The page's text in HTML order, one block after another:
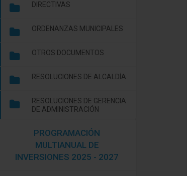
VASO DE LECHE
DIRECTIVAS
ORDENANZAS MUNICIPALES
OTROS DOCUMENTOS
RESOLUCIONES DE ALCALDÍA
RESOLUCIONES DE GERENCIA
DE ADMINISTRACIÓN
PROGRAMACIÓN
MULTIANUAL DE
INVERSIONES 2025 - 2027